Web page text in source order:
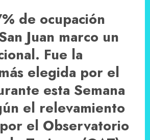
de ocupación
Juan marco un
Fue la
elegida por el
esta Semana
el relevamiento
el Observatorio